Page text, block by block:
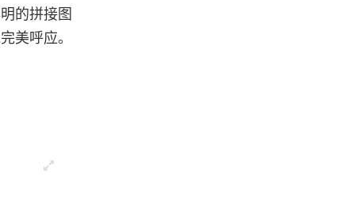
的拼接图
美呼应。